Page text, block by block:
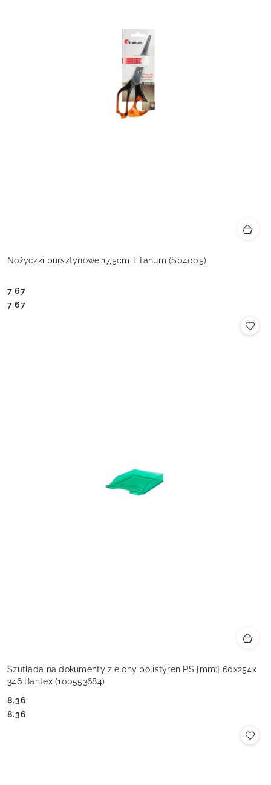
Nożyczki bursztynowe 17,5cm Titanum (S04005)
Cena:
7.67
Cena:
7.67
Szuflada na dokumenty zielony polistyren PS [mm:] 60x254x
346 Bantex (100553684)
Cena:
8.36
Cena:
8.36